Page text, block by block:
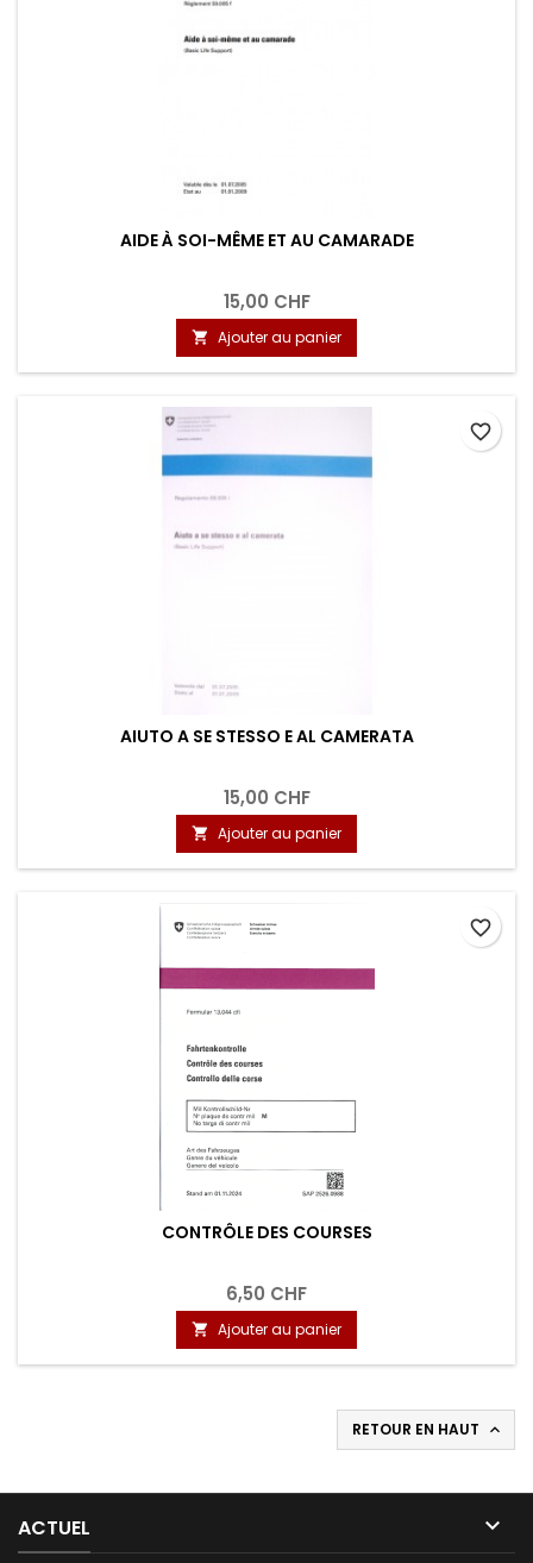
AIDE À SOI-MÊME ET AU CAMARADE
15,00 CHF
 Ajouter au panier
AIUTO A SE STESSO E AL CAMERATA
15,00 CHF
 Ajouter au panier
favorite_border
CONTRÔLE DES COURSES
6,50 CHF
 Ajouter au panier
favorite_border
RETOUR EN HAUT 
ACTUEL 